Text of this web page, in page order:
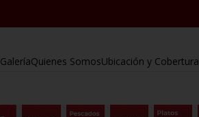
GaleríaQuienes SomosUbicación y Cobertura